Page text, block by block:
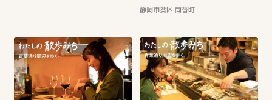
静岡市葵区 両替町